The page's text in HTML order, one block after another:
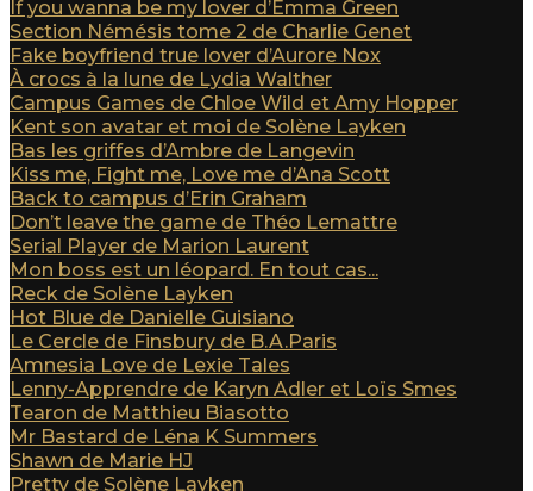
If you wanna be my lover d’Emma Green
Section Némésis tome 2 de Charlie Genet
Fake boyfriend true lover d’Aurore Nox
À crocs à la lune de Lydia Walther
Campus Games de Chloe Wild et Amy Hopper
Kent son avatar et moi de Solène Layken
Bas les griffes d’Ambre de Langevin
Kiss me, Fight me, Love me d’Ana Scott
Back to campus d’Erin Graham
Don’t leave the game de Théo Lemattre
Serial Player de Marion Laurent
Mon boss est un léopard. En tout cas...
Reck de Solène Layken
Hot Blue de Danielle Guisiano
Le Cercle de Finsbury de B.A.Paris
Amnesia Love de Lexie Tales
Lenny-Apprendre de Karyn Adler et Loïs Smes
Tearon de Matthieu Biasotto
Mr Bastard de Léna K Summers
Shawn de Marie HJ
Pretty de Solène Layken